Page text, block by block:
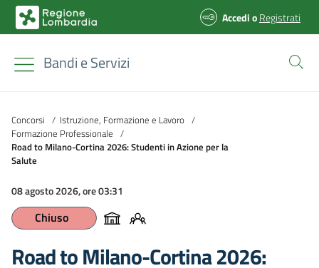
AccedioRegistrati
Bandi e Servizi
Concorsi / Istruzione, Formazione e Lavoro /
Formazione Professionale /
Road to Milano-Cortina 2026: Studenti in Azione per la
Salute
08 agosto 2026, ore 03:31
Chiuso
Road to Milano-Cortina 2026: